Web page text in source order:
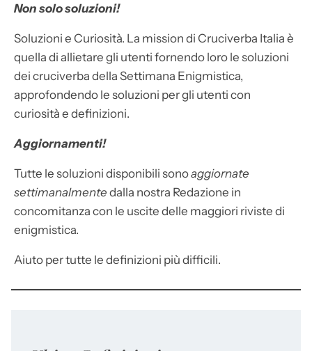
Non solo soluzioni!
Soluzioni e Curiosità. La mission di Cruciverba Italia è
quella di allietare gli utenti fornendo loro le soluzioni
dei cruciverba della Settimana Enigmistica,
approfondendo le soluzioni per gli utenti con
curiosità e definizioni.
Aggiornamenti!
Tutte le soluzioni disponibili sonoaggiornate
settimanalmente dalla nostra Redazione in
concomitanza con le uscite delle maggiori riviste di
enigmistica.
Aiuto per tutte le definizioni più difficili.